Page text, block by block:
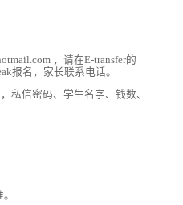
，请在E-transfer的
报名，家长联系电话。
私信密码、学生名字、钱数、